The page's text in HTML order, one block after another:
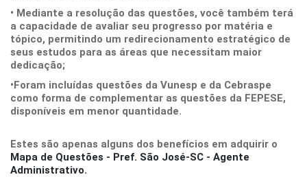
• Mediante a resolução das questões, você também terá
a capacidade de avaliar seu progresso por matéria e
tópico, permitindo um redirecionamento estratégico de
seus estudos para as áreas que necessitam maior
dedicação;
•Foram incluídas questões da Vunesp e da Cebraspe
como forma de complementar as questões da FEPESE,
disponíveis em menor quantidade.
Estes são apenas alguns dos benefícios em adquirir o
Mapa de Questões - Pref. São José-SC - Agente
Administrativo.